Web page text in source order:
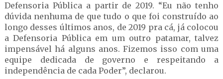
Defensoria Pública a partir de 2019. “Eu não tenho
dúvida nenhuma de que tudo o que foi construído ao
longo desses últimos anos, de 2019 pra cá, já colocou
a Defensoria Pública em um outro patamar, talvez
impensável há alguns anos. Fizemos isso com uma
equipe dedicada de governo e respeitando a
independência de cada Poder”, declarou.